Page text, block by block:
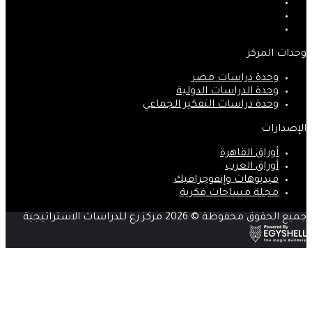
وحدات المركز
وحدة دراسات مصر
وحدة الدراسات الدولية
وحدة دراسات التفكير الجماعي
الإصدارات
أوراق القاهرة
أوراق العرب
فيديوهات وإنفوجرافيك
مجلة مساحات فكرية
جميع الحقوق محفوظة © 2026 مركز رع للدراسات الاستراتيجية